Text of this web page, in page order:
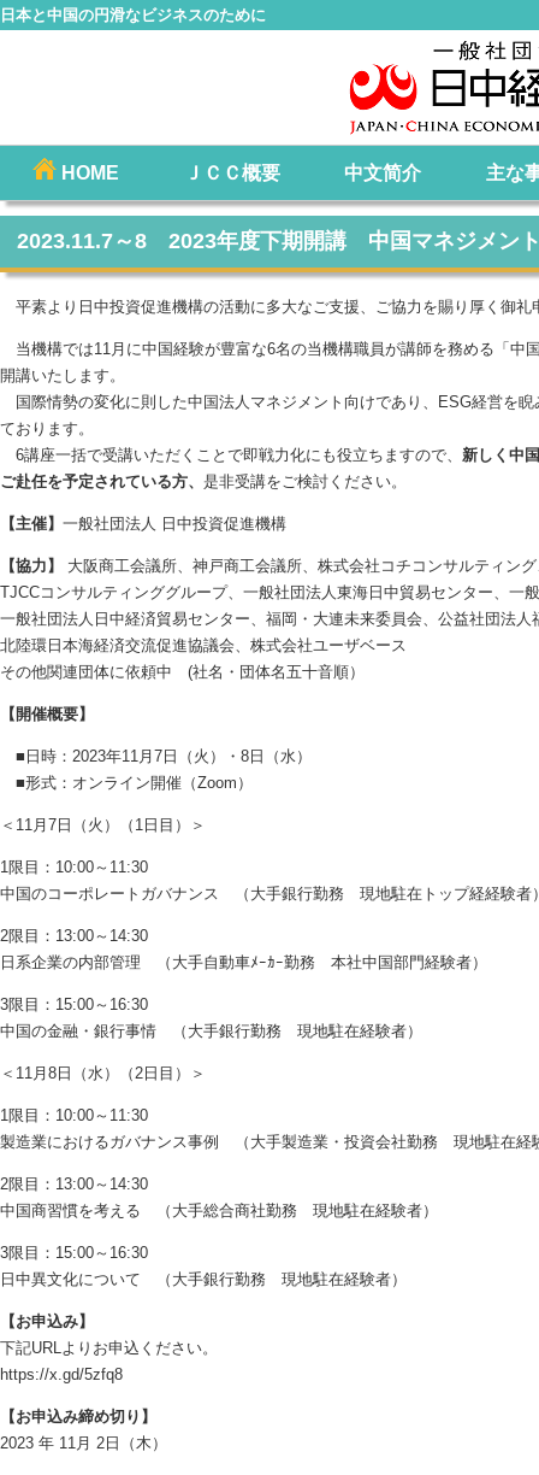
日本と中国の円滑なビジネスのために
メインメニュー
へ
移
動
HOME ＪＣＣ概要 中文简介 主な
2023.11.7～8 2023年度下期開講 中国マネジメン
平素より日中投資促進機構の活動に多大なご支援、ご協力を賜り厚く御礼
当機構では11月に中国経験が豊富な6名の当機構職員が講師を務める「中
開講いたします。
国際情勢の変化に則した中国法人マネジメント向けであり、ESG経営を
ております。
6講座一括で受講いただくことで即戦力化にも役立ちますので、 新しく中
ご赴任を予定されている方、 是非受講をご検討ください。
【主催】 一般社団法人 日中投資促進機構
【協力】
大阪商工会議所、神戸商工会議所、株式会社コチコンサルティン
TJCCコンサルティンググループ、一般社団法人東海日中貿易センター、一
一般社団法人日中経済貿易センター、福岡・大連未来委員会、公益社団法人
北陸環日本海経済交流促進協議会、株式会社ユーザベース
その他関連団体に依頼中 (社名・団体名五十音順）
【開催概要】
■日時：2023年11月7日（火）・8日（水）
■形式：オンライン開催（Zoom）
＜11月7日（火）（1日目）＞
1限目：10:00～11:30
中国のコーポレートガバナンス （大手銀行勤務 現地駐在トップ経経験者
2限目：13:00～14:30
日系企業の内部管理 （大手自動車ﾒｰｶｰ勤務 本社中国部門経験者）
3限目：15:00～16:30
中国の金融・銀行事情 （大手銀行勤務 現地駐在経験者）
＜11月8日（水）（2日目）＞
1限目：10:00～11:30
製造業におけるガバナンス事例 （大手製造業・投資会社勤務 現地駐在経
2限目：13:00～14:30
中国商習慣を考える （大手総合商社勤務 現地駐在経験者）
3限目：15:00～16:30
日中異文化について （大手銀行勤務 現地駐在経験者）
【お申込み】
下記URLよりお申込ください。
https://x.gd/5zfq8
【お申込み締め切り】
2023 年 11月 2日（木）